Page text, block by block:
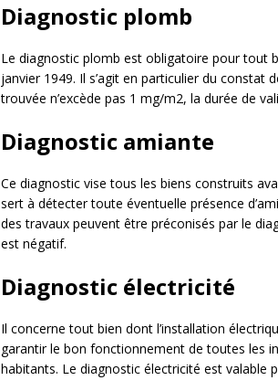
Diagnostic plomb
Le diagnostic plomb est obligatoire pour tout
janvier 1949. Il s’agit en particulier du constat
trouvée n’excède pas 1 mg/m2, la durée de
Diagnostic amiante
Ce diagnostic vise tous les biens construits
sert à détecter toute éventuelle présence
des travaux peuvent être préconisés par le
est négatif.
Diagnostic électricité
Il concerne tout bien dont l’installation
garantir le bon fonctionnement de toutes les
habitants. Le diagnostic électricité est valable